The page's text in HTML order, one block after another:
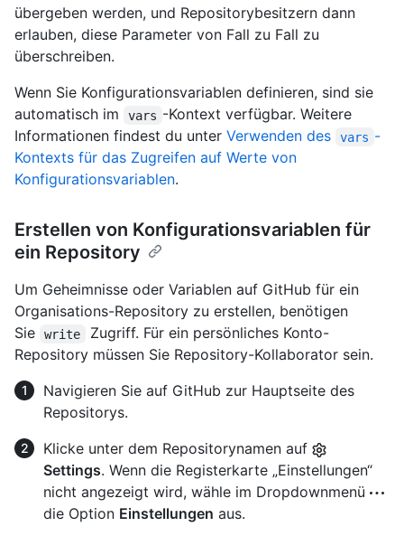
übergeben werden, und Repositorybesitzern dann
erlauben, diese Parameter von Fall zu Fall zu
überschreiben.
Wenn Sie Konfigurationsvariablen definieren, sind sie
automatisch im
vars -Kontext verfügbar. Weitere
Informationen findest du unter Verwenden des vars -
Kontexts für das Zugreifen auf Werte von
Konfigurationsvariablen.
Erstellen von Konfigurationsvariablen für
ein Repository
Um Geheimnisse oder Variablen auf GitHub für ein
Organisations-Repository zu erstellen, benötigen
Sie
write
Zugriff. Für ein persönliches Konto-
Repository müssen Sie Repository-Kollaborator sein.
Navigieren Sie auf GitHub zur Hauptseite des
Repositorys.
Klicke unter dem Repositorynamen auf
Settings. Wenn die Registerkarte „Einstellungen“
nicht angezeigt wird, wähle im Dropdownmenü
die Option Einstellungen aus.